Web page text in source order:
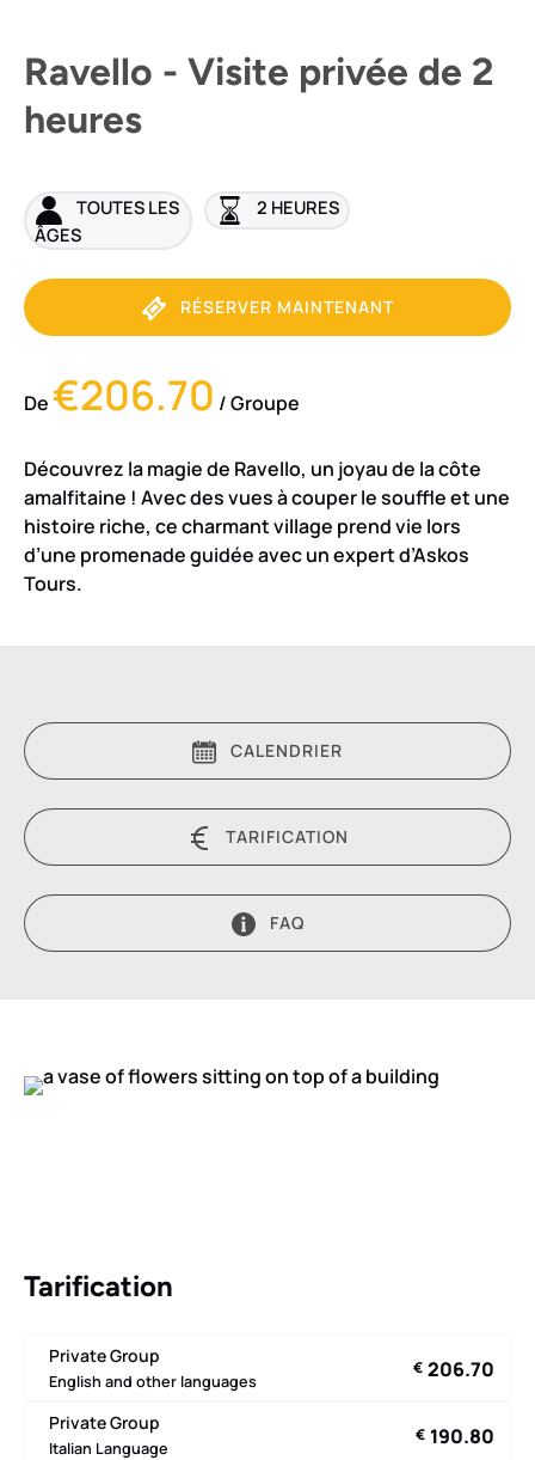
Ravello - Visite privée de 2
heures
TOUTES LES
ÂGES
2 HEURES
RÉSERVER MAINTENANT
De €206.70 / Groupe
Découvrez la magie de Ravello, un joyau de la côte
amalfitaine ! Avec des vues à couper le souffle et une
histoire riche, ce charmant village prend vie lors
d’une promenade guidée avec un expert d’Askos
Tours.
CALENDRIER
TARIFICATION
FAQ
Tarification
Private Group
English and other languages
€ 206.70
Private Group
Italian Language
€ 190.80